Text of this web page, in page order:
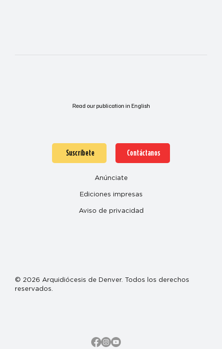
Read our publication in English
Suscríbete Contáctanos
Anúnciate
Ediciones impresas
Aviso de privacidad
© 2026 Arquidiócesis de Denver. Todos los derechos
reservados.